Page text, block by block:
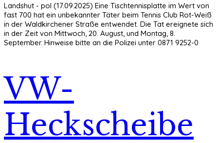
Landshut - pol (17.09.2025) Eine Tischtennisplatte im Wert von
fast 700 hat ein unbekannter Täter beim Tennis Club Rot-Weiß
in der Waldkirchener Straße entwendet. Die Tat ereignete sich
in der Zeit von Mittwoch, 20. August, und Montag, 8.
September. Hinweise bitte an die Polizei unter 0871 9252-0
VW-
Heckscheibe